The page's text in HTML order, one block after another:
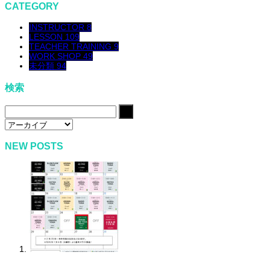
CATEGORY
INSTRUCTOR 8
LESSON 109
TEACHER TRAINING 9
WORK SHOP 49
未分類 94
検索
NEW POSTS